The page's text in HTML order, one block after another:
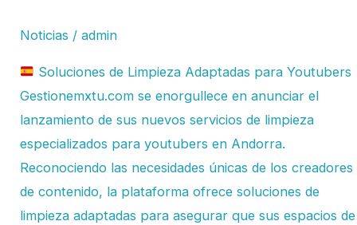
Noticias / admin
Soluciones de Limpieza Adaptadas para Youtubers
Gestionemxtu.com se enorgullece en anunciar el
lanzamiento de sus nuevos servicios de limpieza
especializados para youtubers en Andorra.
Reconociendo las necesidades únicas de los creadores
de contenido, la plataforma ofrece soluciones de
limpieza adaptadas para asegurar que sus espacios de